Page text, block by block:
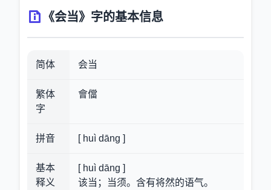
《会当》字的基本信息
简体 会当
繁体
字
會儅
拼音 [ huì dāng ]
基本
释义
[ huì dāng ]
该当；当须。含有将然的语气。